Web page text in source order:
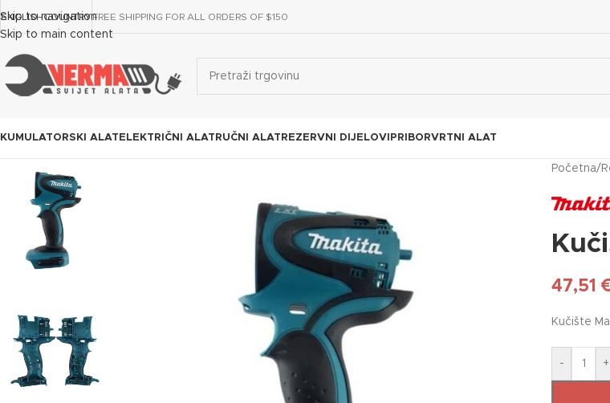
Skip to navigation
Skip to main content
ENGLISHCOUNTRYFREE SHIPPING FOR ALL ORDERS OF $150
ALAT ELEKTRIČNI ALAT RUČNI ALAT REZERVNI DIJELOVI PRIBORVRTNI ALAT
Početna/
47,51
Kučište
- +